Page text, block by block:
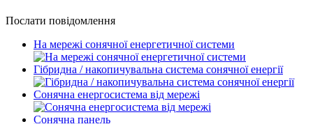
Послати повідомлення
На мережі сонячної енергетичної системи
Гібридна / накопичувальна система сонячної енергії
Сонячна енергосистема від мережі
Сонячна панель